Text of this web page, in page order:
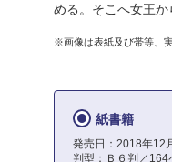
める。そこへ女王
※画像は表紙及び帯等、
紙書籍
発売日：2018年12
判型：Ｂ６判／164